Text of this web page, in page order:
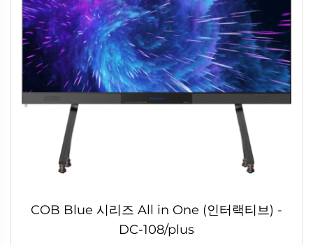
COB Blue 시리즈 All in One (인터랙티브) -
DC-108/plus